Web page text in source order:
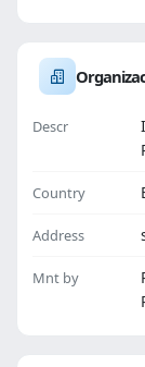
Descr
Country
Address
Mnt by